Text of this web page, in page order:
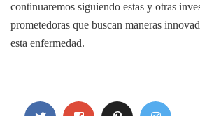
continuaremos siguiendo estas y otras
prometedoras que buscan maneras
esta enfermedad.